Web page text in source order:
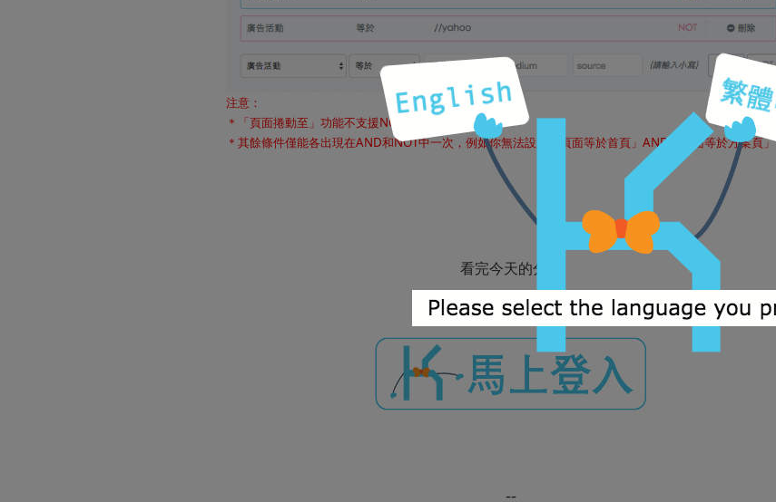
注意：
＊「頁面捲動至」功能不支援NOT鎖定
＊其餘條件僅能各出現在AND和NOT中一次，例如你無法設定「頁面等於首頁」AND「頁面等於方案頁」
看完今天的分享
想登入試試新功能嗎？
--